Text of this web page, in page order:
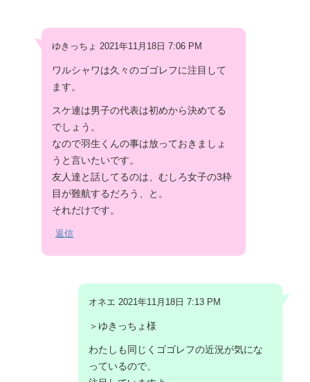
ゆきっちょ 2021年11月18日 7:06 PM
ワルシャワは久々のゴゴレフに注目して
ます。
スケ連は男子の代表は初めから決めてる
でしょう。
なので羽生くんの事は放っておきましょ
うと言いたいです。
友人達と話してるのは、むしろ女子の3枠
目が難航するだろう、と。
それだけです。
返信
オネエ 2021年11月18日 7:13 PM
＞ゆきっちょ様
わたしも同じくゴゴレフの近況が気にな
っているので、